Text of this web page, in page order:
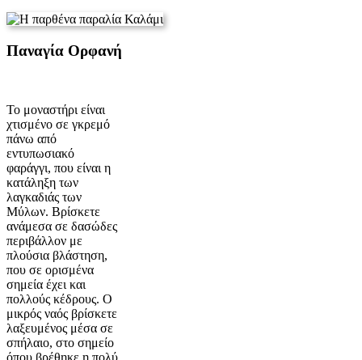
Παναγία Ορφανή
Το μοναστήρι είναι
χτισμένο σε γκρεμό
πάνω από
εντυπωσιακό
φαράγγι, που είναι η
κατάληξη των
λαγκαδιάς των
Μύλων. Βρίσκετε
ανάμεσα σε δασώδες
περιβάλλον με
πλούσια βλάστηση,
που σε ορισμένα
σημεία έχει και
πολλούς κέδρους. Ο
μικρός ναός βρίσκετε
λαξευμένος μέσα σε
σπήλαιο, στο σημείο
όπου βρέθηκε η πολύ